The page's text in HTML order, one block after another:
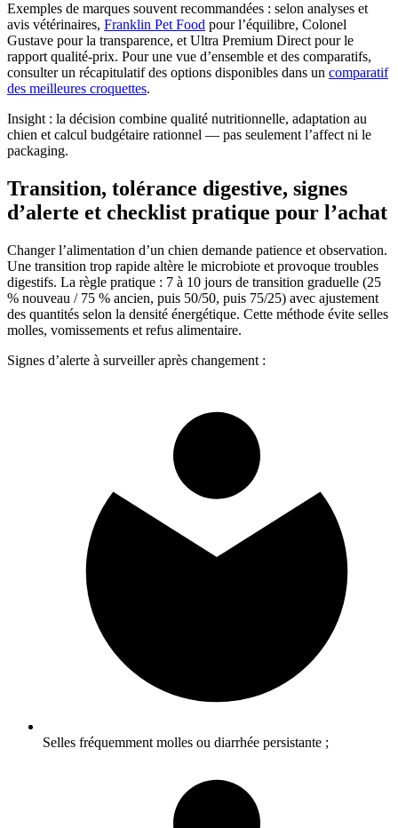
Exemples de marques souvent recommandées : selon analyses et
avis vétérinaires, Franklin Pet Food pour l’équilibre, Colonel
Gustave pour la transparence, et Ultra Premium Direct pour le
rapport qualité-prix. Pour une vue d’ensemble et des comparatifs,
consulter un récapitulatif des options disponibles dans un comparatif
des meilleures croquettes.
Insight : la décision combine qualité nutritionnelle, adaptation au
chien et calcul budgétaire rationnel — pas seulement l’affect ni le
packaging.
Transition, tolérance digestive, signes
d’alerte et checklist pratique pour l’achat
Changer l’alimentation d’un chien demande patience et observation.
Une transition trop rapide altère le microbiote et provoque troubles
digestifs. La règle pratique : 7 à 10 jours de transition graduelle (25
% nouveau / 75 % ancien, puis 50/50, puis 75/25) avec ajustement
des quantités selon la densité énergétique. Cette méthode évite selles
molles, vomissements et refus alimentaire.
Signes d’alerte à surveiller après changement :
Selles fréquemment molles ou diarrhée persistante ;